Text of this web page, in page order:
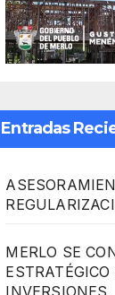
Entradas
MERLO SE